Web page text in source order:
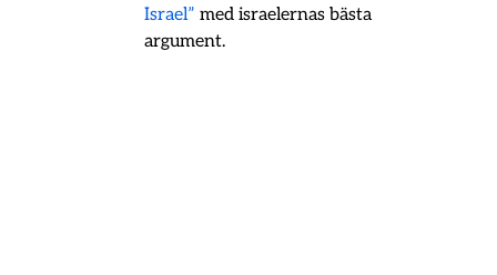
Israel” med israelernas bästa
argument.